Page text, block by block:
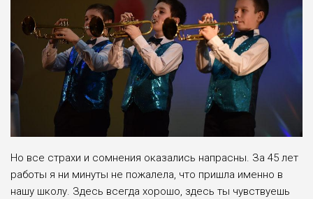
Но все страхи и сомнения оказались напрасны. За 45 лет
работы я ни мину­ты не пожалела, что пришла именно в
нашу школу. Здесь всегда хорошо, здесь ты чувствуешь